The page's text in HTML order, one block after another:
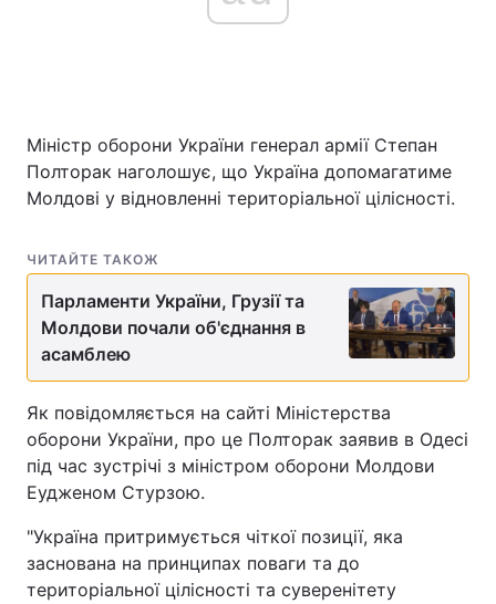
Міністр оборони України генерал армії Степан
Полторак наголошує, що Україна допомагатиме
Молдові у відновленні територіальної цілісності.
ЧИТАЙТЕ ТАКОЖ
Парламенти України, Грузії та
Молдови почали об'єднання в
асамблею
Як повідомляється на сайті Міністерства
оборони України, про це Полторак заявив в Одесі
під час зустрічі з міністром оборони Молдови
Еудженом Стурзою.
"Україна притримується чіткої позиції, яка
заснована на принципах поваги та до
територіальної цілісності та суверенітету